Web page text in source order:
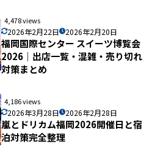
4,478 views
2026年2月22日 2026年2月20日
福岡国際センター スイーツ博覧会
2026｜出店一覧・混雑・売り切れ
対策まとめ
4,186 views
2026年3月28日 2026年2月28日
嵐とドリカム福岡2026開催日と宿
泊対策完全整理